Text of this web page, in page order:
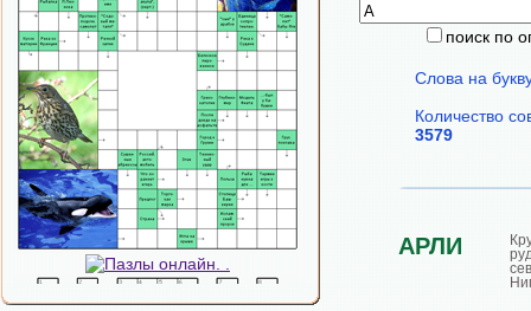
поиск по
Слова на
Количество
3579
АРЛИ